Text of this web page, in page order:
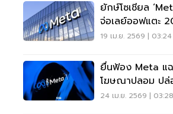
ยักษ์โซเชียล
จ่อเลย์ออฟแตะ
19 เม.ย. 2569 |
ยื่นฟ้อง Meta แ
โฆษณาปลอม ป
เงินผู้ใช้
24 เม.ย. 2569 |